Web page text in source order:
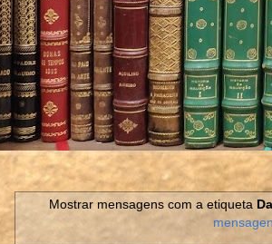
Mostrar mensagens com a etiqueta